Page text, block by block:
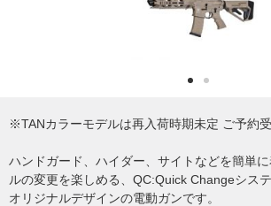
※TANカラーモデルは再入荷時期未定 ご予約受
ハンドガード、ハイダー、サイトなどを簡単
ルの変更を楽しめる、QC:Quick Changeシス
オリジナルデザインの電動ガンです。